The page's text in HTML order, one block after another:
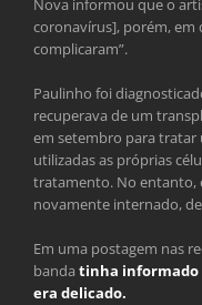
Nova informou que o
coronavírus], porém, em
complicaram”.
Paulinho foi
recuperava de um
em setembro para
utilizadas as próprias
tratamento. No entanto,
novamente internado,
Em uma postagem nas
banda tinha informado
era delicado.